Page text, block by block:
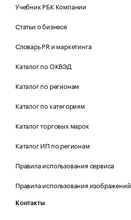
Учебник РБК Компании
Статьи о бизнесе
Словарь PR и маркетинга
Каталог по ОКВЭД
Каталог по регионам
Каталог по категориям
Каталог торговых марок
Каталог ИП по регионам
Правила использования сервиса
Правила использования изображений
Контакты